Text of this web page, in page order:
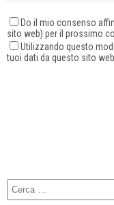
Do il mio consenso
sito web) per il prossimo
Utilizzando questo
tuoi dati da questo sito